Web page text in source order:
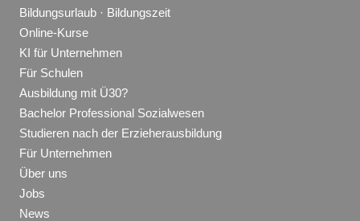
Bildungsurlaub · Bildungszeit
Online-Kurse
KI für Unternehmen
Für Schulen
Ausbildung mit Ü30?
Bachelor Professional Sozialwesen
Studieren nach der Erzieherausbildung
Für Unternehmen
Über uns
Jobs
News